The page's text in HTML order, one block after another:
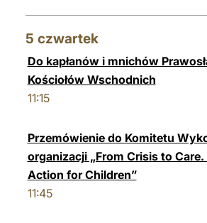
5 czwartek
Do kapłanów i mnichów
Kościołów Wschodnich
11:15
Przemówienie do Komitetu
organizacji „From Crisis to
Action for Children”
11:45